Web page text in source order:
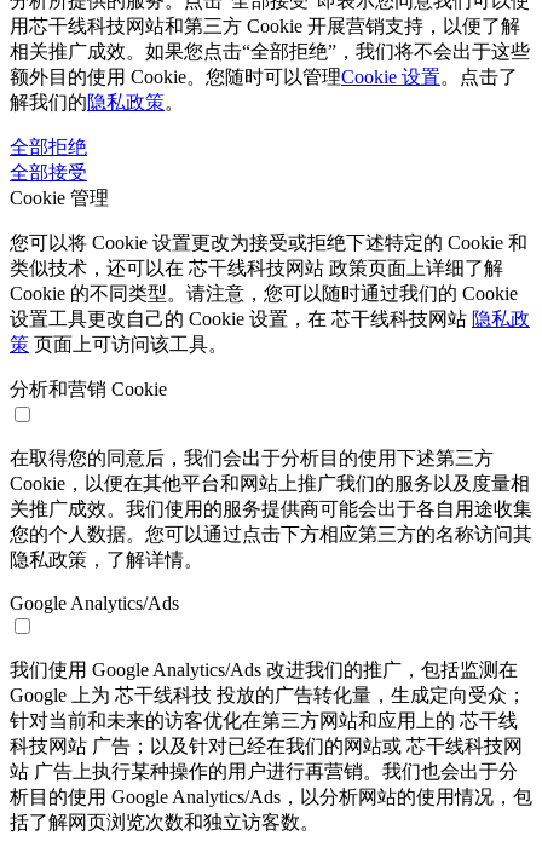
用芯干线科技网站和第三方 Cookie 开展营销支持，以便了解
相关推广成效。如果您点击“全部拒绝”，我们将不会出于这些
额外目的使用 Cookie。您随时可以管理Cookie 设置。点击了
解我们的隐私政策。
全部拒绝
全部接受
Cookie 管理
您可以将 Cookie 设置更改为接受或拒绝下述特定的 Cookie 和
类似技术，还可以在 芯干线科技网站 政策页面上详细了解
Cookie 的不同类型。请注意，您可以随时通过我们的 Cookie
设置工具更改自己的 Cookie 设置，在 芯干线科技网站 隐私政
策 页面上可访问该工具。
分析和营销 Cookie
在取得您的同意后，我们会出于分析目的使用下述第三方
Cookie，以便在其他平台和网站上推广我们的服务以及度量相
关推广成效。我们使用的服务提供商可能会出于各自用途收集
您的个人数据。您可以通过点击下方相应第三方的名称访问其
隐私政策，了解详情。
Google Analytics/Ads
我们使用 Google Analytics/Ads 改进我们的推广，包括监测在
Google 上为 芯干线科技 投放的广告转化量，生成定向受众；
针对当前和未来的访客优化在第三方网站和应用上的 芯干线
科技网站 广告；以及针对已经在我们的网站或 芯干线科技网
站 广告上执行某种操作的用户进行再营销。我们也会出于分
析目的使用 Google Analytics/Ads，以分析网站的使用情况，包
括了解网页浏览次数和独立访客数。